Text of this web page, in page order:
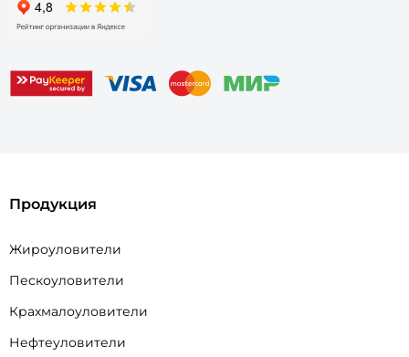
Продукция
Жироуловители
Пескоуловители
Крахмалоуловители
Нефтеуловители